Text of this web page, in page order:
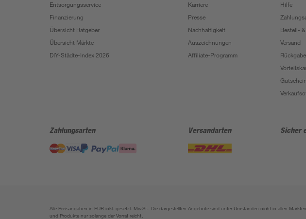
Entsorgungsservice
Finanzierung
Übersicht Ratgeber
Übersicht Märkte
DIY-Städte-Index 2026
Karriere
Presse
Nachhaltigkeit
Auszeichnungen
Affiliate-Programm
Hilfe
Bestell-
Versand
Rückgabe
Zahlungsarten Versandarten Sicher
Alle Preisangaben in EUR inkl. gesetzl. MwSt.. Die dargestellten Angebote sind unter Umständen nicht in allen
und Produkte nur solange der Vorrat reicht.